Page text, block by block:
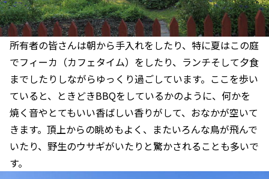
所有者の皆さんは朝から手入れをしたり、特に夏はこの庭
でフィーカ（カフェタイム）をしたり、ランチそして夕食
までしたりしながらゆっくり過ごしています。ここを歩い
ていると、ときどきBBQをしているかのように、何かを
焼く音やとてもいい香ばしい香りがして、おなかが空いて
きます。頂上からの眺めもよく、またいろんな鳥が飛んで
いたり、野生のウサギがいたりと驚かされることも多いで
す。